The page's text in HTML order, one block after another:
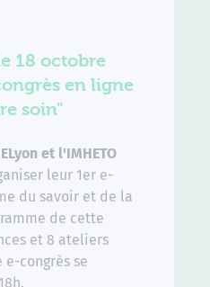
18 octobre
en ligne
soin"
et l'IMHETO
leur 1er e-
du savoir et de la
de cette
et 8 ateliers
e-congrès se